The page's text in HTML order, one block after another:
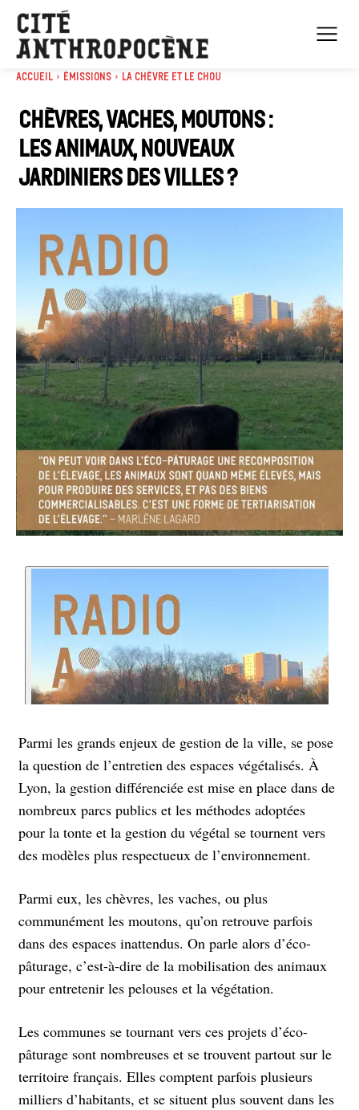
Accueil Émissions La chèvre et le chou
Chèvres, vaches, moutons :
les animaux, nouveaux
jardiniers des villes ?
Parmi les grands enjeux de gestion de la ville, se pose
la question de l’entretien des espaces végétalisés. À
Lyon, la gestion différenciée est mise en place dans de
nombreux parcs publics et les méthodes adoptées
pour la tonte et la gestion du végétal se tournent vers
des modèles plus respectueux de l’environnement.
Parmi eux, les chèvres, les vaches, ou plus
communément les moutons, qu’on retrouve parfois
dans des espaces inattendus. On parle alors d’éco-
pâturage, c’est-à-dire de la mobilisation des animaux
pour entretenir les pelouses et la végétation.
Les communes se tournant vers ces projets d’éco-
pâturage sont nombreuses et se trouvent partout sur le
territoire français. Elles comptent parfois plusieurs
milliers d’habitants, et se situent plus souvent dans les